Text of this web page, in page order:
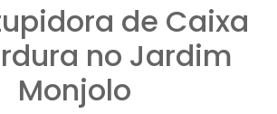
de Caixa
no Jardim
Monjolo